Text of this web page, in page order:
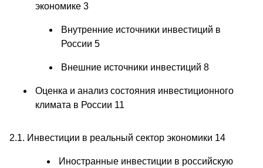
экономике 3
Внутренние источники инвестиций в
России 5
Внешние источники инвестиций 8
Оценка и анализ состояния инвестиционного
климата в России 11
2.1. Инвестиции в реальный сектор экономики 14
Иностранные инвестиции в российскую